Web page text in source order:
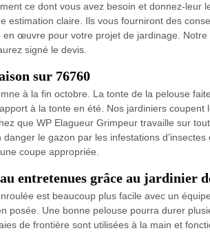
ce dont vous avez besoin et donnez-leur
estimation claire. Ils vous fourniront des
œuvre pour votre projet de jardinage.
signé le devis.
sur 76760
à la fin octobre. La tonte de la pelouse
à la tonte en été. Nos jardiniers coupent
que WP Elagueur Grimpeur travaille sur
le gazon par les infestations
coupe appropriée.
entretenues grâce au jardinier
est beaucoup plus facile avec un
posée. Une bonne pelouse pourra durer
de frontière sont utilisées à la main et